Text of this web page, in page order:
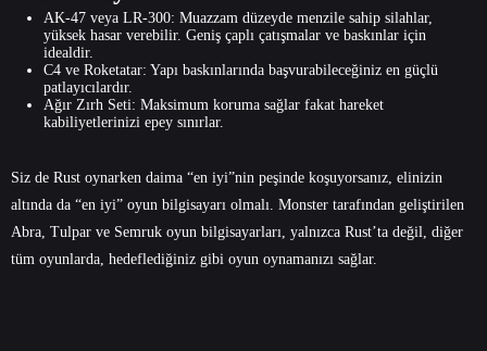
AK-47 veya LR-300: Muazzam düzeyde menzile sahip silahlar,
yüksek hasar verebilir. Geniş çaplı çatışmalar ve baskınlar için
idealdir.
C4 ve Roketatar: Yapı baskınlarında başvurabileceğiniz en güçlü
patlayıcılardır.
Ağır Zırh Seti: Maksimum koruma sağlar fakat hareket
kabiliyetlerinizi epey sınırlar.
Siz de Rust oynarken daima “en iyi”nin peşinde koşuyorsanız, elinizin
altında da “en iyi” oyun bilgisayarı olmalı. Monster tarafından geliştirilen
Abra, Tulpar ve Semruk oyun bilgisayarları, yalnızca Rust’ta değil, diğer
tüm oyunlarda, hedeflediğiniz gibi oyun oynamanızı sağlar.